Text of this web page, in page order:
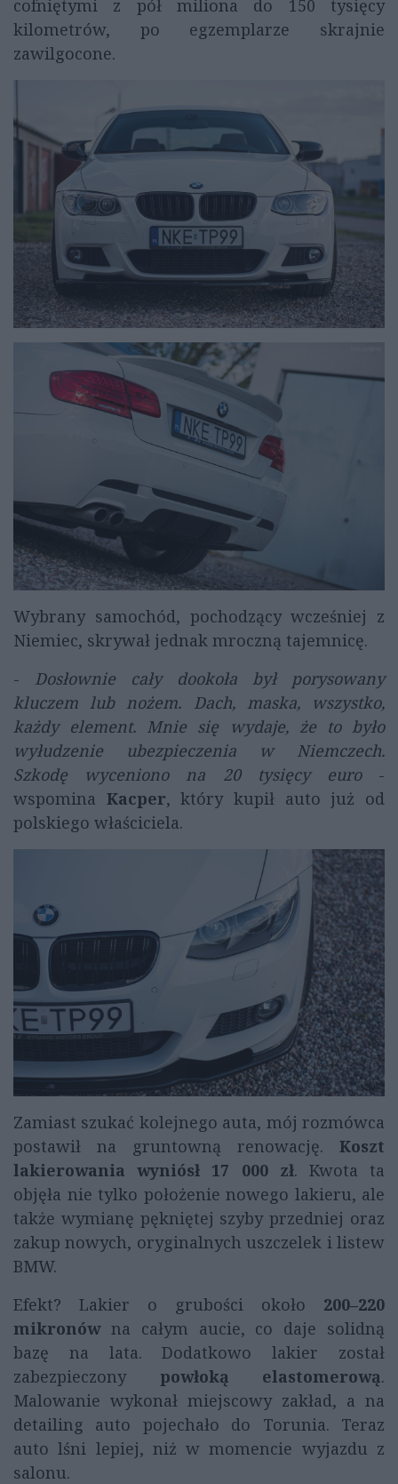
cofniętymi z pół miliona do 150 tysięcy
kilometrów, po egzemplarze skrajnie
zawilgocone.
Wybrany samochód, pochodzący wcześniej z
Niemiec, skrywał jednak mroczną tajemnicę.
-
Dosłownie cały dookoła był porysowany
kluczem lub nożem. Dach, maska, wszystko,
każdy element. Mnie się wydaje, że to było
wyłudzenie ubezpieczenia w Niemczech.
Szkodę wyceniono na 20 tysięcy euro-
wspomina Kacper, który kupił auto już od
polskiego właściciela.
Zamiast szukać kolejnego auta, mój rozmówca
postawił na gruntowną renowację. Koszt
lakierowania wyniósł 17 000 zł. Kwota ta
objęła nie tylko położenie nowego lakieru, ale
także wymianę pękniętej szyby przedniej oraz
zakup nowych, oryginalnych uszczelek i listew
BMW.
Efekt? Lakier o grubości około 200–220
mikronówna całym aucie, co daje solidną
bazę na lata. Dodatkowo lakier został
zabezpieczony powłoką elastomerową.
Malowanie wykonał miejscowy zakład, a na
detailing auto pojechało do Torunia. Teraz
auto lśni lepiej, niż w momencie wyjazdu z
salonu.